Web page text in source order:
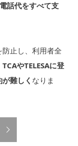
話代をすべて支
止し、利用者全
TCAやTELESAに登
難しく なりま